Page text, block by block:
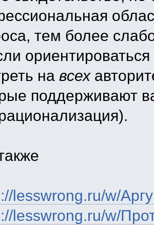
тем более
на всех
поддерживают
lesswrong.ru/w/
lesswrong.ru/w/